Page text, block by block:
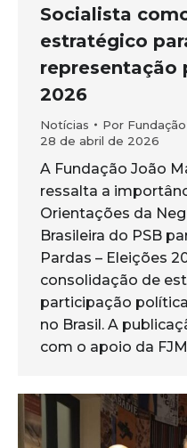
Socialista
estratégico
representação
2026
Notícias Por
28 de abril de 2026
A Fundação João
ressalta a
Orientações da
Brasileira do PSB
Pardas – Eleições
consolidação de
participação
no Brasil. A
com o apoio da